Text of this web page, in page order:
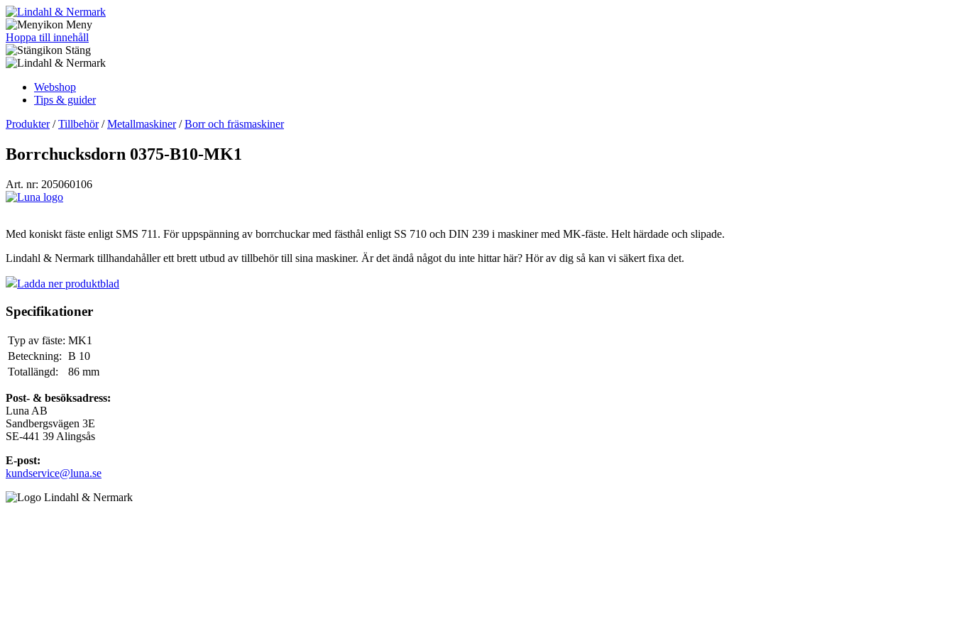
Meny
Hoppa till innehåll
Stäng
Webshop
Tips & guider
Produkter/Tillbehör/Metallmaskiner/Borr och fräsmaskiner
Borrchucksdorn 0375-B10-MK1
Art. nr: 205060106
Med koniskt fäste enligt SMS 711. För uppspänning av borrchuckar med fästhål enligt SS 710 och DIN 239 i maskiner med MK-fäste. Helt härdade och slipade.
Lindahl & Nermark tillhandahåller ett brett utbud av tillbehör till sina maskiner. Är det ändå något du inte hittar här? Hör av dig så kan vi säkert fixa det.
Ladda ner produktblad
Specifikationer
Typ av fäste: MK1
Beteckning: B 10
Totallängd:
86 mm
Post- & besöksadress:
Luna AB
Sandbergsvägen 3E
SE-441 39 Alingsås
E-post:
kundservice@luna.se